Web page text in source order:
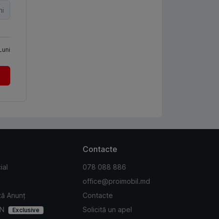
Anunț
Exclusive
Contacte
078 088 886
office@proimobil.md
Contacte
Solicită un apel